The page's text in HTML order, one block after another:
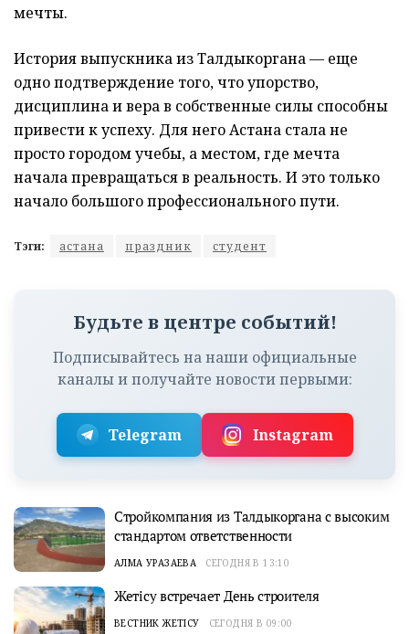
мечты.
История выпускника из Талдыкоргана — еще
одно подтверждение того, что упорство,
дисциплина и вера в собственные силы способны
привести к успеху. Для него Астана стала не
просто городом учебы, а местом, где мечта
начала превращаться в реальность. И это только
начало большого профессионального пути.
Тэги: астана праздник студент
Будьте в центре событий!
Подписывайтесь на наши официальные
каналы и получайте новости первыми:
Telegram Instagram
Стройкомпания из Талдыкоргана с высоким
стандартом ответственности
АЛМА УРАЗАЕВА СЕГОДНЯ В 13:10
Жетісу встречает День строителя
ВЕСТНИК ЖЕТІСУ СЕГОДНЯ В 09:00